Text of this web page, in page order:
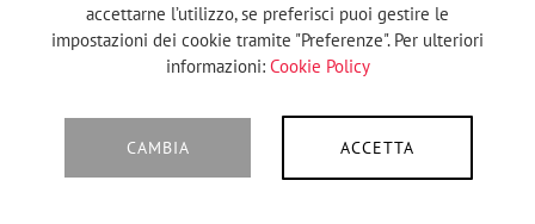
accettarne l’utilizzo, se preferisci puoi gestire le
impostazioni dei cookie tramite "Preferenze". Per ulteriori
informazioni: Cookie Policy
CAMBIA ACCETTA